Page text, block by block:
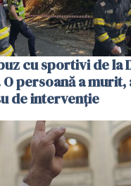
cu sportivi de la
persoană a
de intervenție